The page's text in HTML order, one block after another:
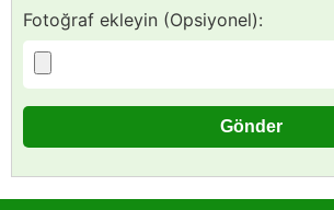
Fotoğraf ekleyin (Opsiyonel):